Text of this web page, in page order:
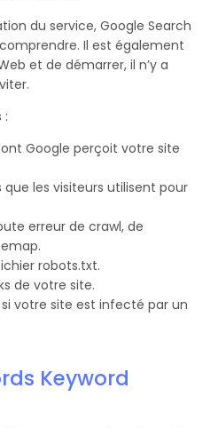
du service, Google Search
Il est également
et de démarrer, il n’y a
:
Google perçoit votre site
les visiteurs utilisent pour
erreur de crawl, de
robots.txt.
de votre site.
votre site est infecté par un
Keyword